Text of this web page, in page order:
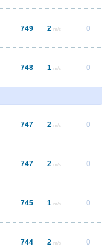
749 2 m/s 0
748 1 m/s 0
747 2 m/s 0
747 2 m/s 0
745 1 m/s 0
744 2 m/s 0